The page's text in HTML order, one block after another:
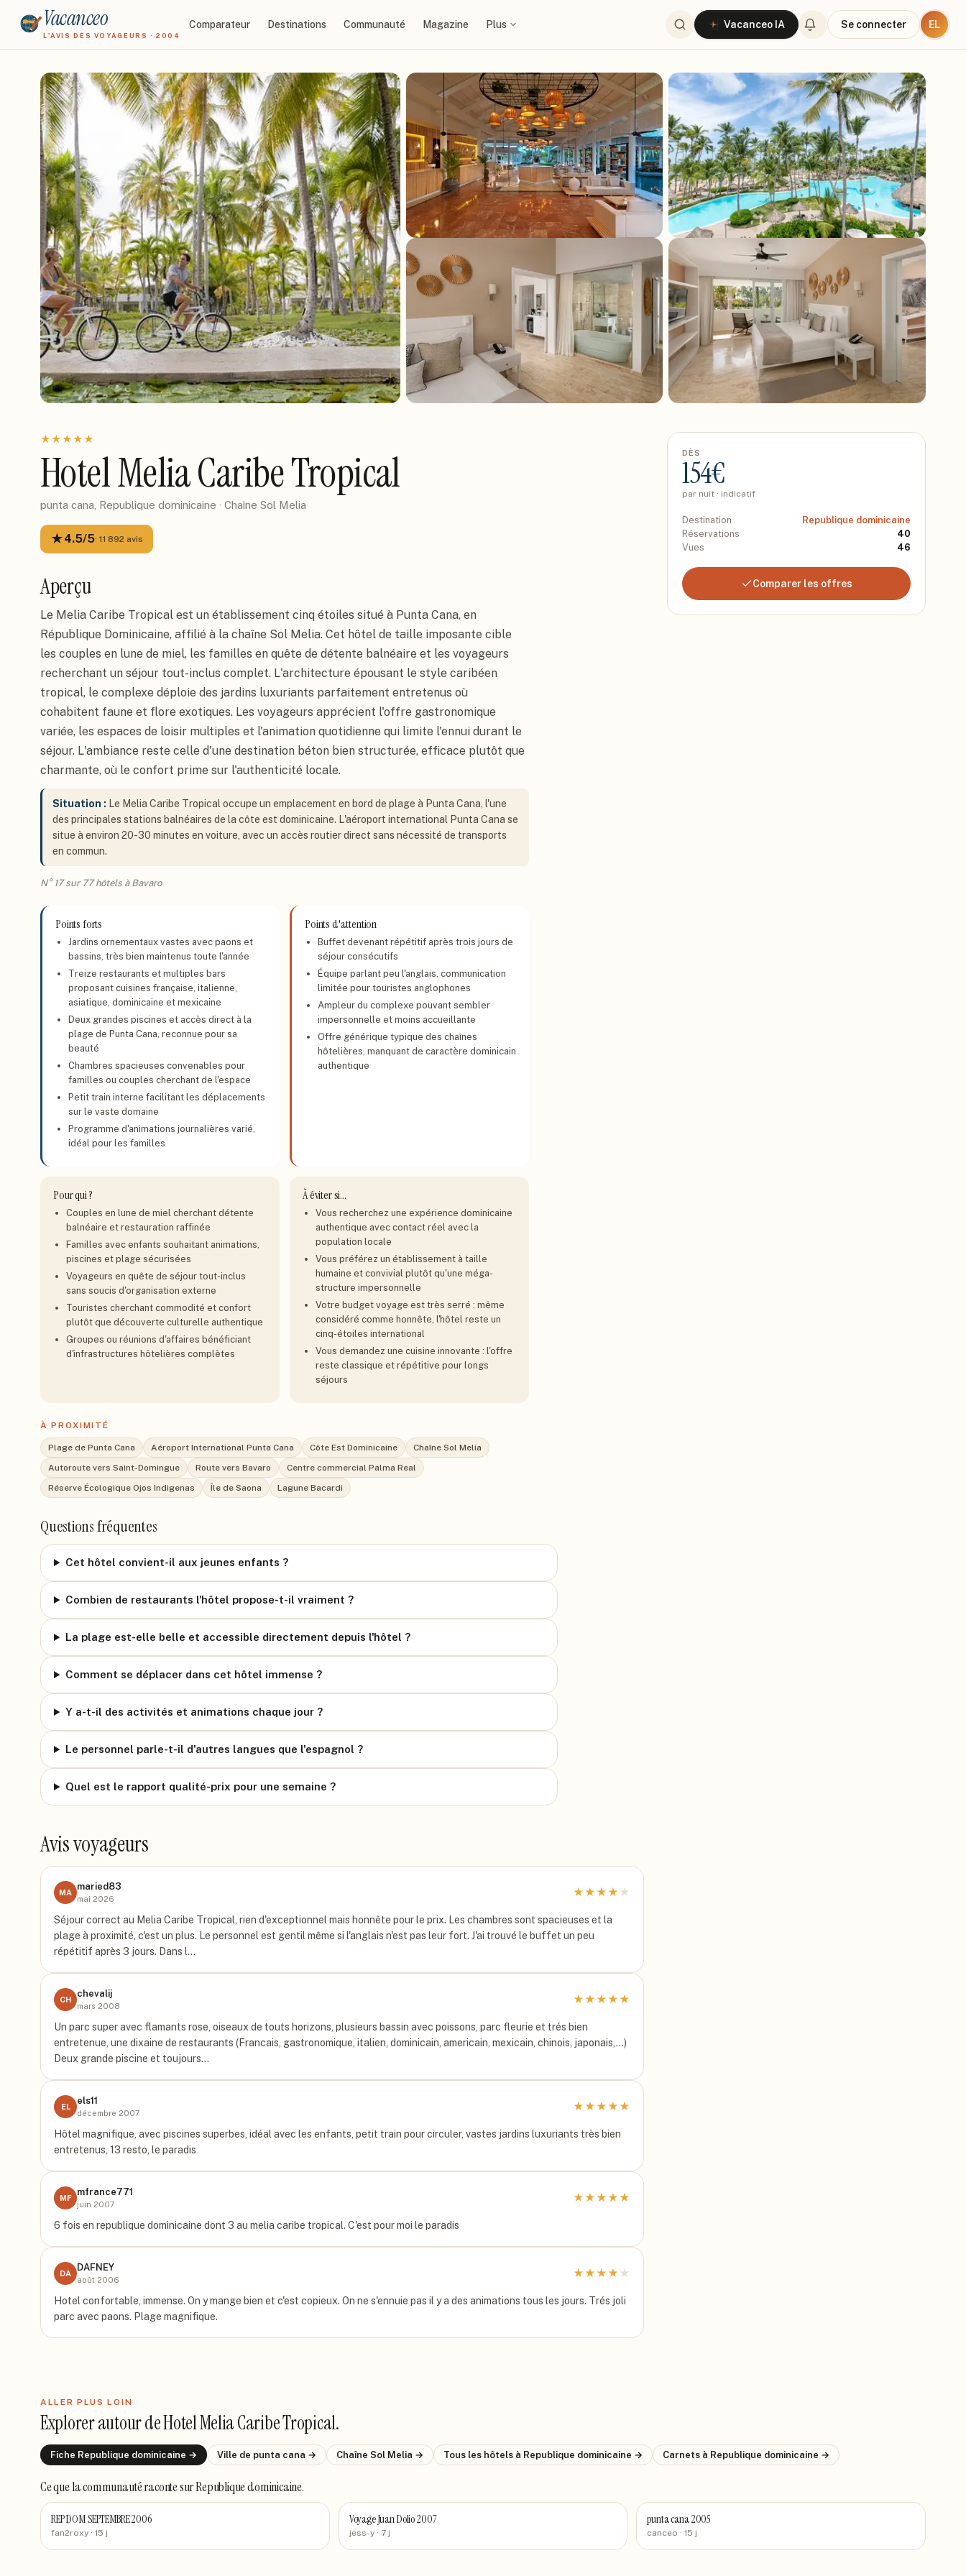
Vacanceo
L'AVIS DES VOYAGEURS · 2004
Comparateur Destinations Communauté Magazine Plus Vacanceo IA Se connecter EL
★★★★★
Hotel Melia Caribe Tropical
punta cana, Republique dominicaine · Chaîne Sol Melia
★4.5/5· 11 892 avis
Aperçu
Le Melia Caribe Tropical est un établissement cinq étoiles situé à Punta Cana, en
République Dominicaine, affilié à la chaîne Sol Melia. Cet hôtel de taille imposante cible
les couples en lune de miel, les familles en quête de détente balnéaire et les voyageurs
recherchant un séjour tout-inclus complet. L'architecture épousant le style caribéen
tropical, le complexe déploie des jardins luxuriants parfaitement entretenus où
cohabitent faune et flore exotiques. Les voyageurs apprécient l'offre gastronomique
variée, les espaces de loisir multiples et l'animation quotidienne qui limite l'ennui durant le
séjour. L'ambiance reste celle d'une destination béton bien structurée, efficace plutôt que
charmante, où le confort prime sur l'authenticité locale.
Situation : Le Melia Caribe Tropical occupe un emplacement en bord de plage à Punta Cana, l'une
des principales stations balnéaires de la côte est dominicaine. L'aéroport international Punta Cana se
situe à environ 20-30 minutes en voiture, avec un accès routier direct sans nécessité de transports
en commun.
N° 17 sur 77 hôtels à Bavaro
Points forts
Jardins ornementaux vastes avec paons et
bassins, très bien maintenus toute l'année
Treize restaurants et multiples bars
proposant cuisines française, italienne,
asiatique, dominicaine et mexicaine
Deux grandes piscines et accès direct à la
plage de Punta Cana, reconnue pour sa
beauté
Chambres spacieuses convenables pour
familles ou couples cherchant de l'espace
Petit train interne facilitant les déplacements
sur le vaste domaine
Programme d'animations journalières varié,
idéal pour les familles
Points d'attention
Buffet devenant répétitif après trois jours de
séjour consécutifs
Équipe parlant peu l'anglais, communication
limitée pour touristes anglophones
Ampleur du complexe pouvant sembler
impersonnelle et moins accueillante
Offre générique typique des chaînes
hôtelières, manquant de caractère dominicain
authentique
Pour qui ?
Couples en lune de miel cherchant détente
balnéaire et restauration raffinée
Familles avec enfants souhaitant animations,
piscines et plage sécurisées
Voyageurs en quête de séjour tout-inclus
sans soucis d'organisation externe
Touristes cherchant commodité et confort
plutôt que découverte culturelle authentique
Groupes ou réunions d'affaires bénéficiant
d'infrastructures hôtelières complètes
À éviter si…
Vous recherchez une expérience dominicaine
authentique avec contact réel avec la
population locale
Vous préférez un établissement à taille
humaine et convivial plutôt qu'une méga-
structure impersonnelle
Votre budget voyage est très serré : même
considéré comme honnête, l'hôtel reste un
cinq-étoiles international
Vous demandez une cuisine innovante : l'offre
reste classique et répétitive pour longs
séjours
À PROXIMITÉ
Plage de Punta Cana Aéroport International Punta Cana Côte Est Dominicaine
Chaîne Sol Melia
Autoroute vers Saint-Domingue
Route vers Bavaro
Centre commercial Palma Real
Réserve Écologique Ojos Indigenas
Île de Saona Lagune Bacardi
Questions fréquentes
Cet hôtel convient-il aux jeunes enfants ?
Combien de restaurants l'hôtel propose-t-il vraiment ?
La plage est-elle belle et accessible directement depuis l'hôtel ?
Comment se déplacer dans cet hôtel immense ?
Y a-t-il des activités et animations chaque jour ?
Le personnel parle-t-il d'autres langues que l'espagnol ?
Quel est le rapport qualité-prix pour une semaine ?
Avis voyageurs
MA
maried83
mai 2026
★★★★ ★
Séjour correct au Melia Caribe Tropical, rien d'exceptionnel mais honnête pour le prix. Les chambres sont spacieuses et la
plage à proximité, c'est un plus. Le personnel est gentil même si l'anglais n'est pas leur fort. J'ai trouvé le buffet un peu
répétitif après 3 jours. Dans l…
CH
chevalij
mars 2008
★★★★★
Un parc super avec flamants rose, oiseaux de touts horizons, plusieurs bassin avec poissons, parc fleurie et trés bien
entretenue, une dixaine de restaurants (Francais, gastronomique, italien, dominicain, americain, mexicain, chinois, japonais,...)
Deux grande piscine et toujours…
EL
els11
décembre 2007
★★★★★
Hôtel magnifique, avec piscines superbes, idéal avec les enfants, petit train pour circuler, vastes jardins luxuriants très bien
entretenus, 13 resto, le paradis
MF
mfrance771
juin 2007
★★★★★
6 fois en republique dominicaine dont 3 au melia caribe tropical. C'est pour moi le paradis
DA
DAFNEY
août 2006
★★★★ ★
Hotel confortable, immense. On y mange bien et c'est copieux. On ne s'ennuie pas il y a des animations tous les jours. Trés joli
parc avec paons. Plage magnifique.
DÈS
154€
par nuit · indicatif
Destination
Republique dominicaine
Réservations
40
Vues
46
Comparer les offres
ALLER PLUS LOIN
Explorer autour deHotel Melia Caribe Tropical.
Fiche Republique dominicaine → Ville de punta cana → Chaîne Sol Melia → Tous les hôtels à Republique dominicaine → Carnets à Republique dominicaine →
Ce que la communauté racontesur Republique dominicaine.
REP DOM SEPTEMBRE 2006
fan2roxy · 15 j
Voyage Juan Dolio 2007
jess-y· 7 j
punta cana 2005
canceo · 15 j